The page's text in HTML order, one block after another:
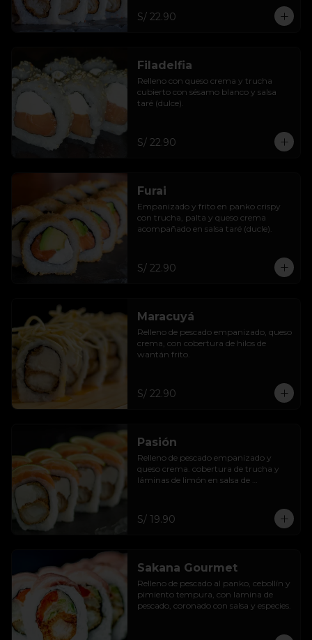
S/ 22.90
Filadelfia
Relleno con queso crema y trucha
cubierto con sésamo blanco y salsa
taré (dulce).
S/ 22.90
Furai
Empanizado y frito en panko crispy
con trucha, palta y queso crema
acompañado en salsa taré (ducle).
S/ 22.90
Maracuyá
Relleno de pescado empanizado, queso
crema, con cobertura de hilos de
wantán frito.
S/ 22.90
Pasión
Relleno de pescado empanizado y
queso crema. cobertura de trucha y
láminas de limón en salsa de
S/ 19.90
Sakana Gourmet
Relleno de pescado al panko, cebollín y
pimiento tempura, con lamina de
pescado, coronado con salsa y especies.